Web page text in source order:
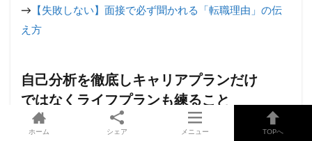
→ 【失敗しない】面接で必ず聞かれる「転職理由」の伝
え方
自己分析を徹底しキャリアプランだけ
ではなくライフプランも練ること
ホーム シェア メニュー TOPへ